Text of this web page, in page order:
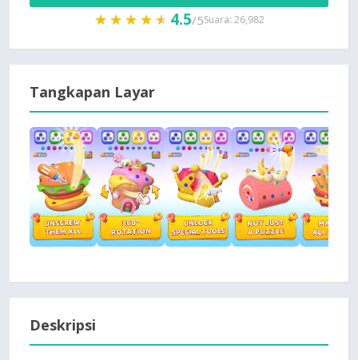
★★★★★
★★★★★ 4.5/5Suara: 26,982
Tangkapan Layar
Deskripsi